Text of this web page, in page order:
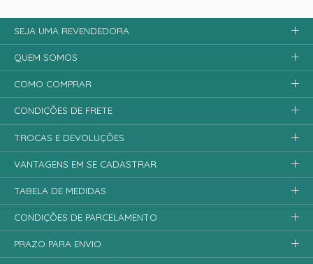
SEJA UMA REVENDEDORA
QUEM SOMOS
COMO COMPRAR
CONDIÇÕES DE FRETE
TROCAS E DEVOLUÇÕES
VANTAGENS EM SE CADASTRAR
TABELA DE MEDIDAS
CONDIÇÕES DE PARCELAMENTO
PRAZO PARA ENVIO